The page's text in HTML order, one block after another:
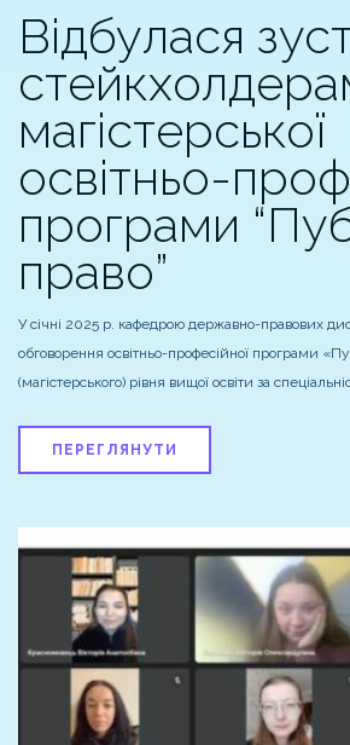
Відбулася
магістерської
освітньо-
програми
право”
У січні 2025 р. кафедрою державно-правових
обговорення освітньо-професійної програми
(магістерського) рівня вищої освіти за
ПЕРЕГЛЯНУТИ